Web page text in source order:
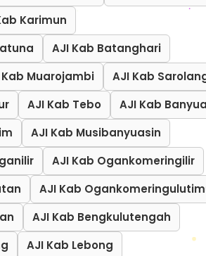
Karimun
AJI Kab Batanghari
Kab Muarojambi
AJI Kab
AJI Kab Tebo
AJI Kab
AJI Kab Musibanyuasin
AJI Kab Ogankomeringilir
AJI Kab
AJI Kab Bengkulutengah
AJI Kab Lebong